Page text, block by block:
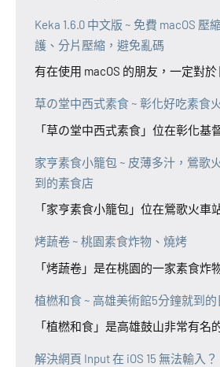
Keka 1.6.0 中文版 ~ 免費 macOS 壓
護、分片壓縮，避免亂碼
有在使用 macOS 的朋友，一定對
草の堂中西式素食 ~ 彰化好吃素食
「草の堂中西式素食」位在彰化基
家亨素食小籠包 ~ 皮薄多汁，鶯歌
到的素食店
「家亨素食小籠包」位在鶯歌火車
烤蔬卷 ~ 桃園素食炸物、燒烤
「烤蔬卷」是在桃園的一家素食炸
植橪和食 ~ 高雄美術館5分鐘就到
「植橪和食」是高雄鼓山非常有名
解決網頁 Input 在 iOS 15 無法輸入？